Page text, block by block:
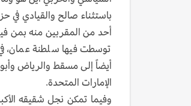
باستثناء صالح والقيادي
أحد من المقربين منه بمن
توسطت فيها سلطنة عمان،
أيضاً إلى مسقط والرياض
الإمارات المتحدة.
وفيما تمكن نجل شقيقه